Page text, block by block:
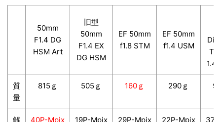
50mm
F1.4 DG
HSM Art
旧型
50mm
F1.4 EX
DG HSM
EF 50mm
f1.8 STM
EF 50mm
f1.4 USM
T*
質
量
815ｇ 505ｇ 160ｇ 290ｇ
解
40P-Mpix 19P-Mpix 29P-Mpix 22P-Mpix